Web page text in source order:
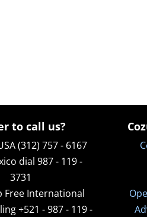
to call us?
(312) 757 - 6167
dial 987 - 119 -
3731
Free International
+521 - 987 - 119 -